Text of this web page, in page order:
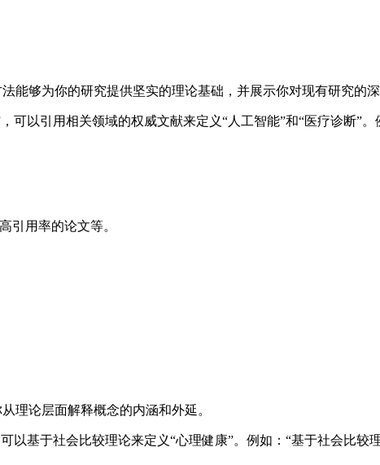
能够为你的研究提供坚实的理论基础，并展示你对现有研究的深
可以引用相关领域的权威文献来定义“人工智能”和“医疗诊断”
引用率的论文等。
理论层面解释概念的内涵和外延。
以基于社会比较理论来定义“心理健康”。例如：“基于社会比